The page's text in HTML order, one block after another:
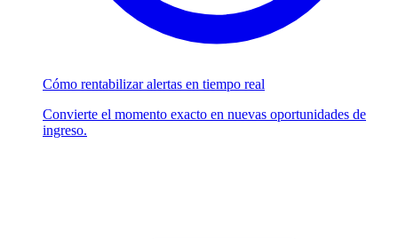
Cómo rentabilizar alertas en tiempo real
Convierte el momento exacto en nuevas oportunidades de
ingreso.